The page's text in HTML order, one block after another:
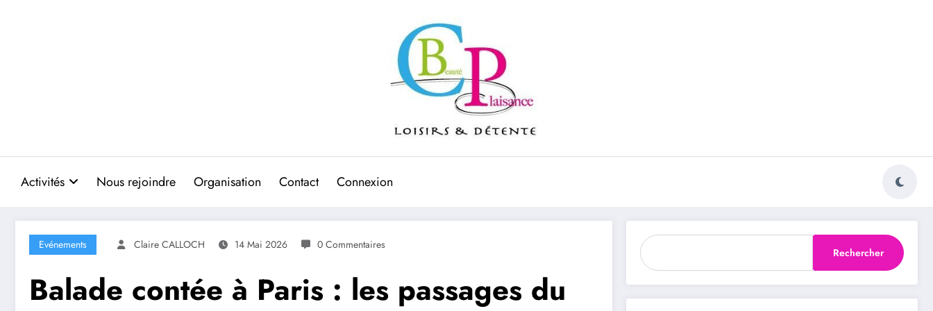
Activités Nous rejoindre Organisation Contact Connexion
Evénements Claire CALLOCH 14 Mai 2026 0 Commentaires
Balade contée à Paris : les passages du
Rechercher Rechercher